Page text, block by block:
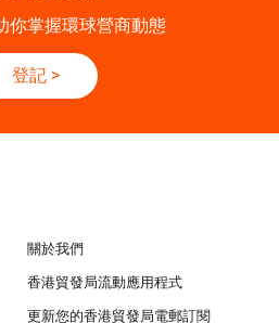
你掌握環球營商動態
登記 >
關於我們
香港貿發局流動應用程式
更新您的香港貿發局電郵訂閱